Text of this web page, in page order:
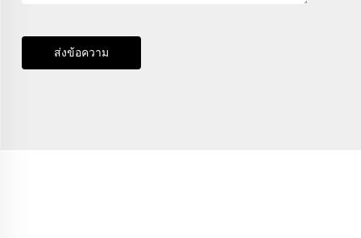
ส่งข้อความ